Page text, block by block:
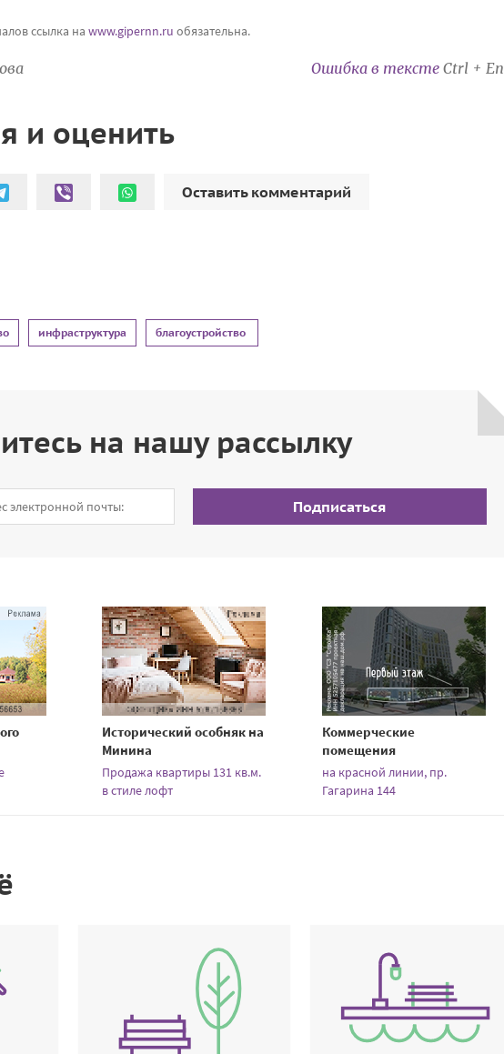
ссылка на www.gipernn.ru обязательна.
Ошибка в тексте Ctrl +
и оценить
Оставить комментарий
инфраструктура благоустройство
на нашу рассылку
Подписаться
Исторический особняк на
Минина
Продажа квартиры 131 кв.м.
в стиле лофт
Коммерческие
помещения
на красной линии, пр.
Гагарина 144